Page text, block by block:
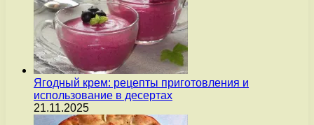
Ягодный крем: рецепты приготовления и
использование в десертах
21.11.2025